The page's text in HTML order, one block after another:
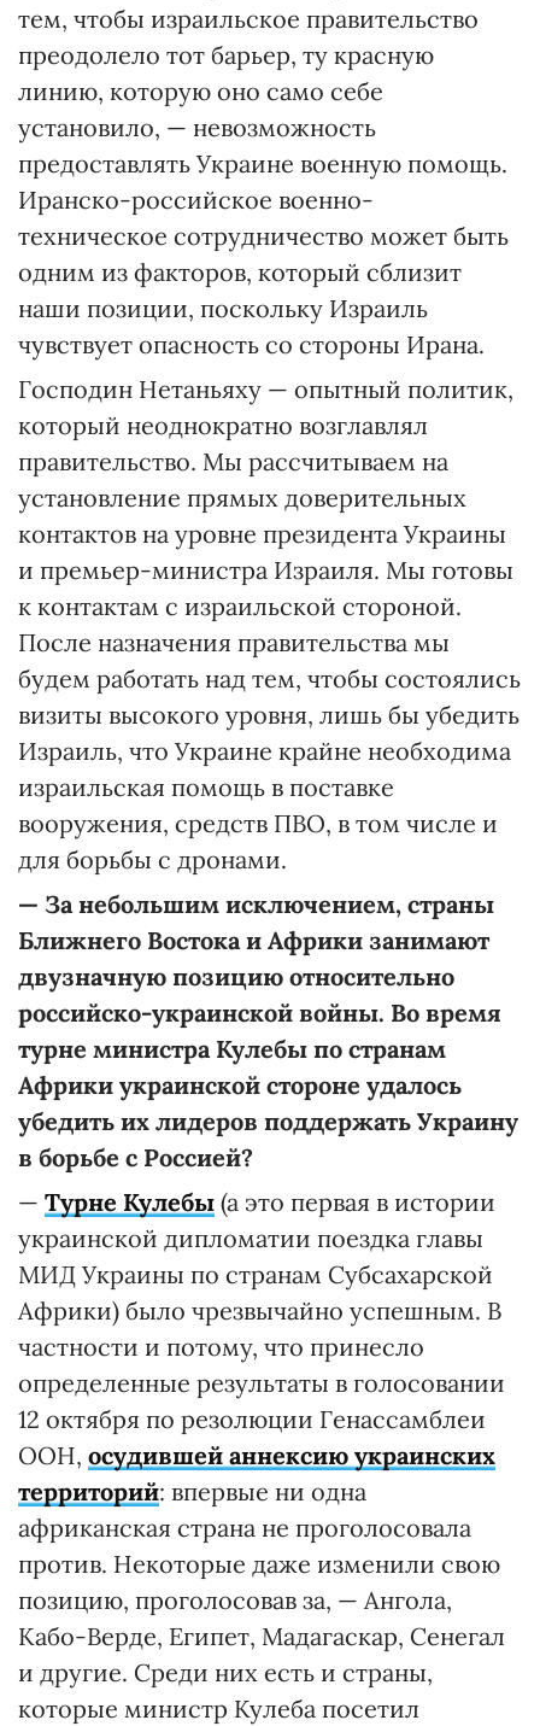
тем, чтобы израильское правительство
преодолело тот барьер, ту красную
линию, которую оно само себе
установило, — невозможность
предоставлять Украине военную помощь.
Иранско-российское военно-
техническое сотрудничество может быть
одним из факторов, который сблизит
наши позиции, поскольку Израиль
чувствует опасность со стороны Ирана.
Господин Нетаньяху — опытный политик,
который неоднократно возглавлял
правительство. Мы рассчитываем на
установление прямых доверительных
контактов на уровне президента Украины
и премьер-министра Израиля. Мы готовы
к контактам с израильской стороной.
После назначения правительства мы
будем работать над тем, чтобы состоялись
визиты высокого уровня, лишь бы убедить
Израиль, что Украине крайне необходима
израильская помощь в поставке
вооружения, средств ПВО, в том числе и
для борьбы с дронами.
— За небольшим исключением, страны
Ближнего Востока и Африки занимают
двузначную позицию относительно
российско-украинской войны. Во время
турне министра Кулебы по странам
Африки украинской стороне удалось
убедить их лидеров поддержать Украину
в борьбе с Россией?
— Турне Кулебы (а это первая в истории
украинской дипломатии поездка главы
МИД Украины по странам Субсахарской
Африки) было чрезвычайно успешным. В
частности и потому, что принесло
определенные результаты в голосовании
12 октября по резолюции Генассамблеи
ООН, осудившей аннексию украинских
территорий: впервые ни одна
африканская страна не проголосовала
против. Некоторые даже изменили свою
позицию, проголосовав за, — Ангола,
Кабо-Верде, Египет, Мадагаскар, Сенегал
и другие. Среди них есть и страны,
которые министр Кулеба посетил